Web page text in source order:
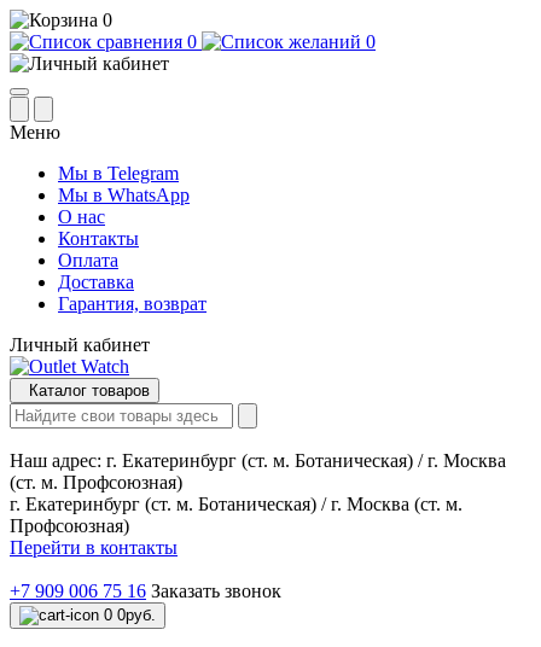
0
0
0
Меню
Мы в Telegram
Мы в WhatsApp
О нас
Контакты
Оплата
Доставка
Гарантия, возврат
Личный кабинет
Каталог товаров
Наш адрес: г. Екатеринбург (ст. м. Ботаническая) / г. Москва
(ст. м. Профсоюзная)
г. Екатеринбург (ст. м. Ботаническая) / г. Москва (ст. м.
Профсоюзная)
Перейти в контакты
+7 909 006 75 16 Заказать звонок
0 0руб.